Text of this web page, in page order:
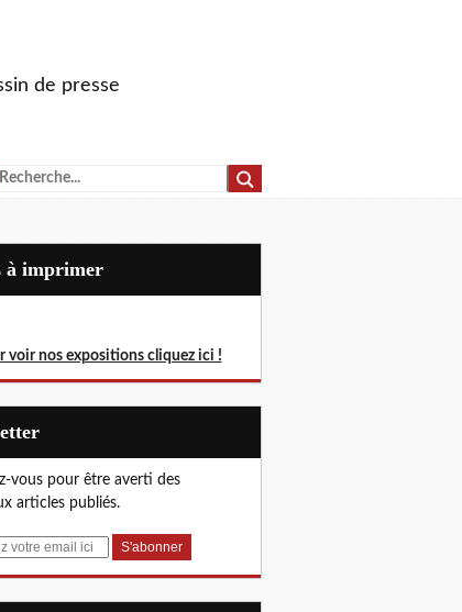
de presse
à imprimer
voir nos expositions cliquez ici !
vous pour être averti des
articles publiés.